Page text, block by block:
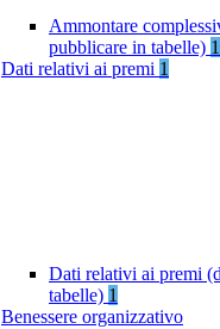
Ammontare
pubblicare in tabelle)
Dati relativi ai premi 1
Dati relativi ai premi
tabelle) 1
Benessere organizzativo